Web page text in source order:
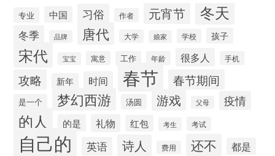
专业 中国 习俗 作者 元宵节 冬天
冬季 品牌 唐代 大学 娘家 学校 孩子
宋代 宝宝 寓意 工作 年龄 很多人 手机
攻略 新年 时间 春节 春节期间
是一个 梦幻西游 汤圆 游戏 父母 疫情
的人 的是 礼物 红包 考生 考试
自己的 英语 诗人 费用 还不 都是